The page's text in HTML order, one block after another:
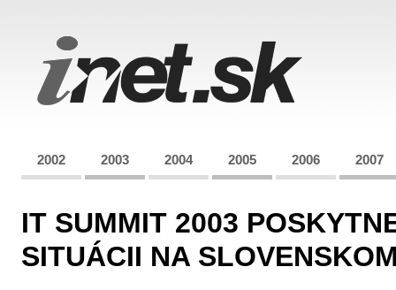
2002 2003 2004 2005 2006 2007
IT SUMMIT 2003
SITUÁCII NA